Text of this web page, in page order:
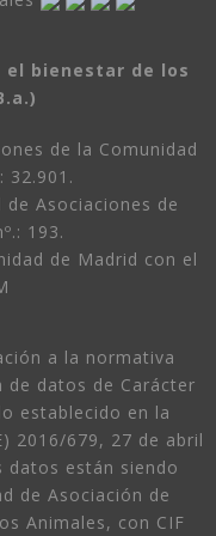
bienestar de los
de la Comunidad
32.901.
Asociaciones de
193.
de Madrid con el
a la normativa
datos de Carácter
establecido en la
2016/679, 27 de abril
datos están siendo
de Asociación de
Animales, con CIF